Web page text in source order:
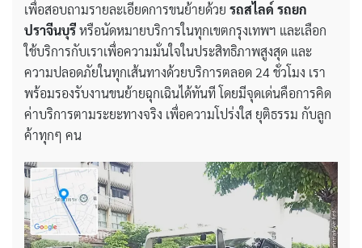
เพื่อสอบถามรายละเอียดการขนย้ายด้วย รถสไลด์ รถยก
ปราจีนบุรีหรือนัดหมายบริการในทุกเขตกรุงเทพฯ และเลือก
ใช้บริการกับเราเพื่อความมั่นใจในประสิทธิภาพสูงสุด และ
ความปลอดภัยในทุกเส้นทางด้วยบริการตลอด 24 ชั่วโมง เรา
พร้อมรองรับงานขนย้ายฉุกเฉินได้ทันที โดยมีจุดเด่นคือการคิด
ค่าบริการตามระยะทางจริง เพื่อความโปร่งใส ยุติธรรม กับลูก
ค้าทุกๆ คน